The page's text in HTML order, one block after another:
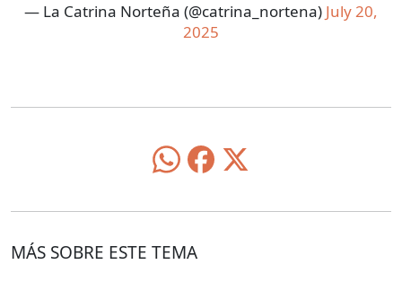
— La Catrina Norteña (@catrina_nortena) July 20,
2025
MÁS SOBRE ESTE TEMA